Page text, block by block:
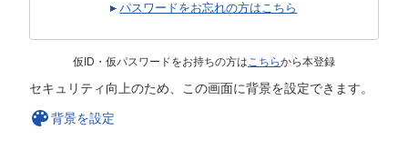
パスワードをお忘れの方はこちら
仮ID・仮パスワードをお持ちの方はこちらから本登録
セキュリティ向上のため、この画面に背景を設定できます。
背景を設定